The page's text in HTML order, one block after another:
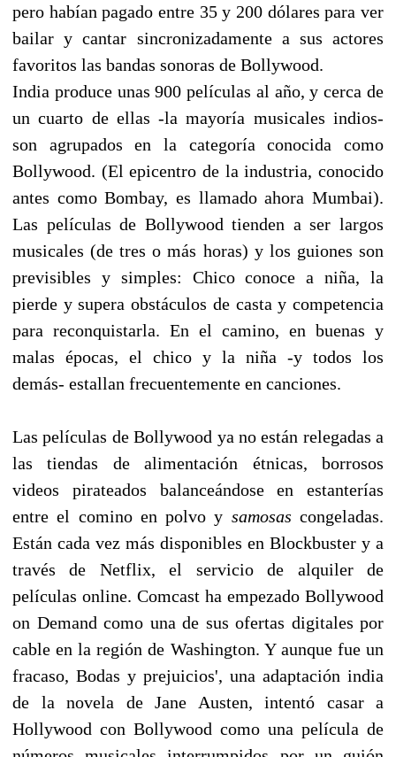
pero habían pagado entre 35 y 200 dólares para ver
bailar y cantar sincronizadamente a sus actores
favoritos las bandas sonoras de Bollywood.
India produce unas 900 películas al año, y cerca de
un cuarto de ellas -la mayoría musicales indios-
son agrupados en la categoría conocida como
Bollywood. (El epicentro de la industria, conocido
antes como Bombay, es llamado ahora Mumbai).
Las películas de Bollywood tienden a ser largos
musicales (de tres o más horas) y los guiones son
previsibles y simples: Chico conoce a niña, la
pierde y supera obstáculos de casta y competencia
para reconquistarla. En el camino, en buenas y
malas épocas, el chico y la niña -y todos los
demás- estallan frecuentemente en canciones.
Las películas de Bollywood ya no están relegadas a
las tiendas de alimentación étnicas, borrosos
videos pirateados balanceándose en estanterías
entre el comino en polvo y samosas congeladas.
Están cada vez más disponibles en Blockbuster y a
través de Netflix, el servicio de alquiler de
películas online. Comcast ha empezado Bollywood
on Demand como una de sus ofertas digitales por
cable en la región de Washington. Y aunque fue un
fracaso, Bodas y prejuicios', una adaptación india
de la novela de Jane Austen, intentó casar a
Hollywood con Bollywood como una película de